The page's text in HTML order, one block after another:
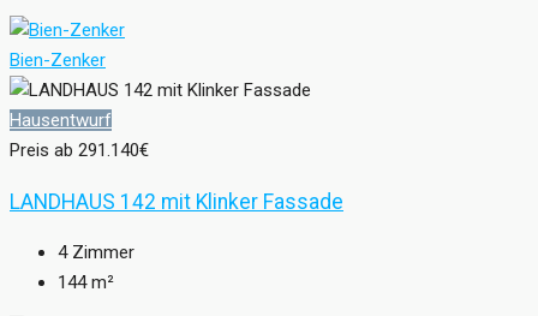
Bien-Zenker
Hausentwurf
Preis ab 291.140€
LANDHAUS 142 mit Klinker Fassade
4 Zimmer
144 m²